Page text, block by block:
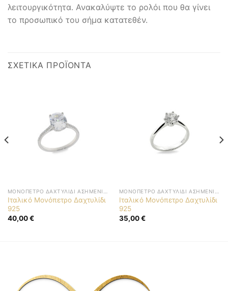
λειτουργικότητα. Ανακαλύψτε το ρολόι που θα γίνει
το προσωπικό του σήμα κατατεθέν.
ΣΧΕΤΙΚΆ ΠΡΟΪΌΝΤΑ
ΜΟΝΌΠΕΤΡΟ ΔΑΧΤΥΛΊΔΙ ΑΣΗΜΈΝΙΟ 925
Ιταλικό Μονόπετρο Δαχτυλίδι
925
40,00€
ΜΟΝΌΠΕΤΡΟ ΔΑΧΤΥΛΊΔΙ ΑΣΗΜΈΝΙΟ 925
Ιταλικό Μονόπετρο Δαχτυλίδι
925
35,00€